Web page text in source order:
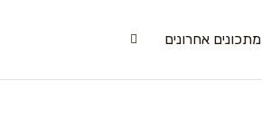
מתכונים אחרונים